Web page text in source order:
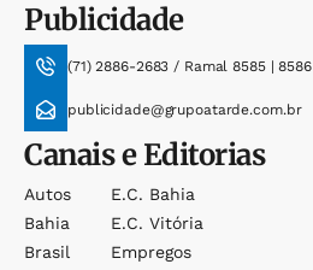
Publicidade
(71) 2886-2683 / Ramal 8585 | 8586
publicidade@grupoatarde.com.br
Canais e Editorias
Autos
Bahia
Brasil
E.c. Bahia
E.c. Vitória
Empregos